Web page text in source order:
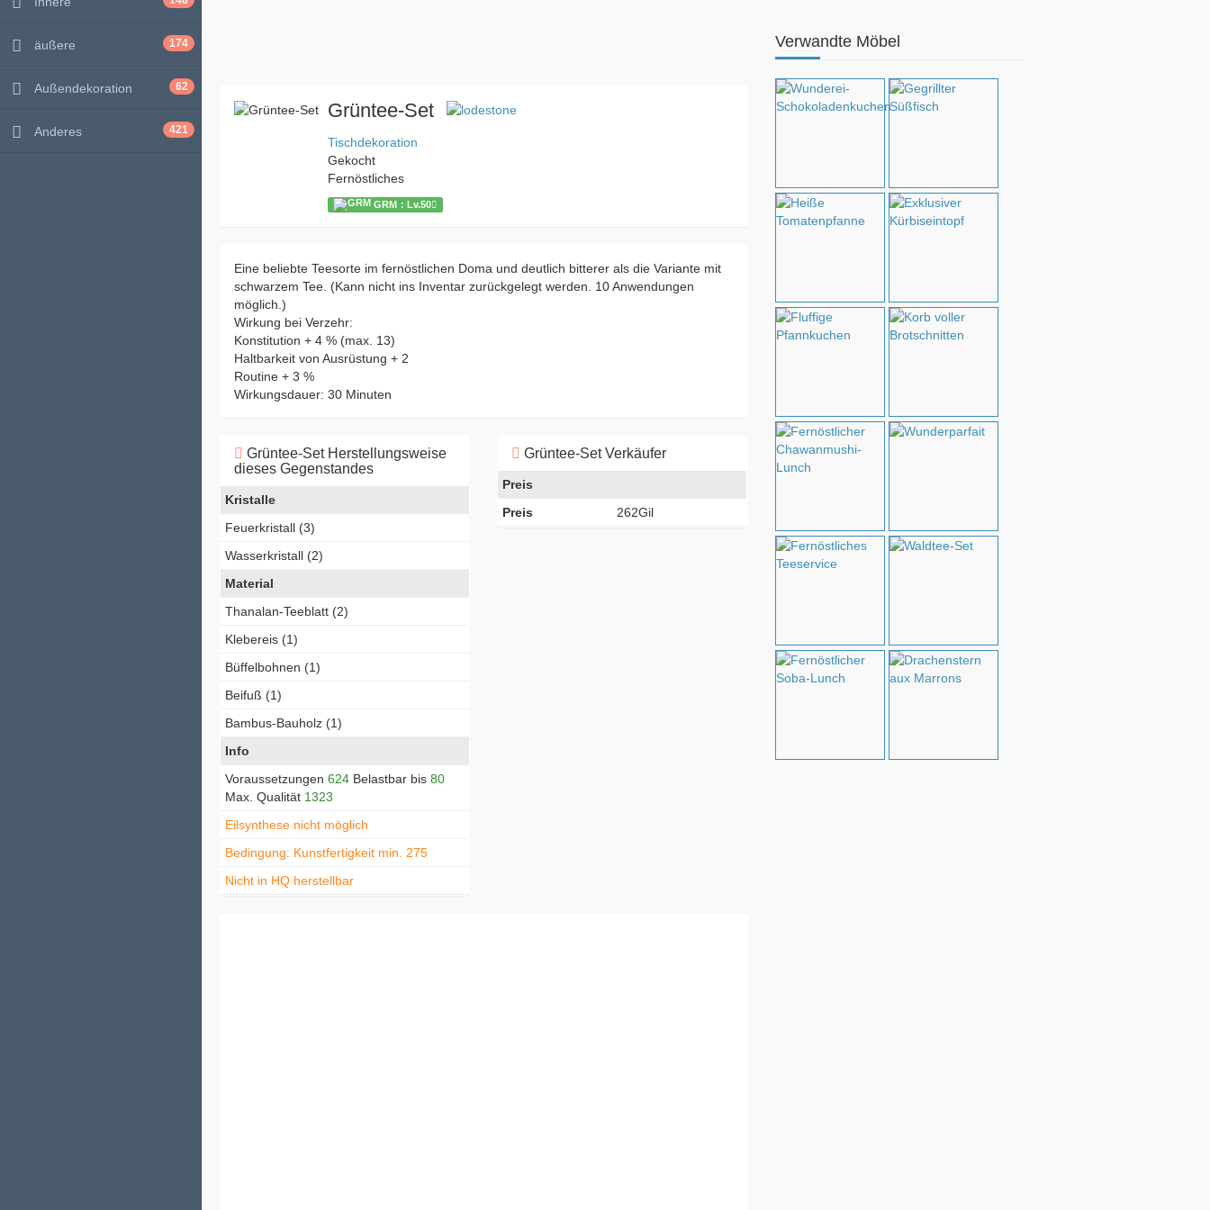
Grüntee-Set
Tischdekoration
Gekocht
Fernöstliches
GRM：Lv.50
Eine beliebte Teesorte im fernöstlichen Doma und deutlich bitterer als die Variante mit
schwarzem Tee. (Kann nicht ins Inventar zurückgelegt werden. 10 Anwendungen
möglich.)
Wirkung bei Verzehr:
Konstitution + 4 % (max. 13)
Haltbarkeit von Ausrüstung + 2
Routine + 3 %
Wirkungsdauer: 30 Minuten
Grüntee-Set Herstellungsweise
dieses Gegenstandes
Kristalle
Feuerkristall (3)
Wasserkristall (2)
Material
Thanalan-Teeblatt (2)
Klebereis (1)
Büffelbohnen (1)
Beifuß (1)
Bambus-Bauholz (1)
Info
Voraussetzungen 624 Belastbar bis 80
Max. Qualität 1323
Eilsynthese nicht möglich
Bedingung: Kunstfertigkeit min. 275
Nicht in HQ herstellbar
Grüntee-Set Verkäufer
Preis
Preis
262Gil
Verwandte Möbel
äußere 174
Außendekoration 62
Anderes 421